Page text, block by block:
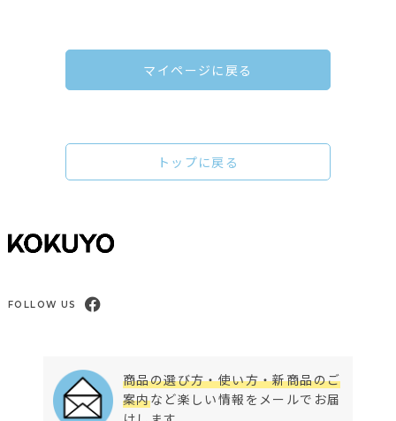
マイページに戻る
トップに戻る
FOLLOW US
商品の選び方・使い方・新商品のご
案内など楽しい情報をメールでお届